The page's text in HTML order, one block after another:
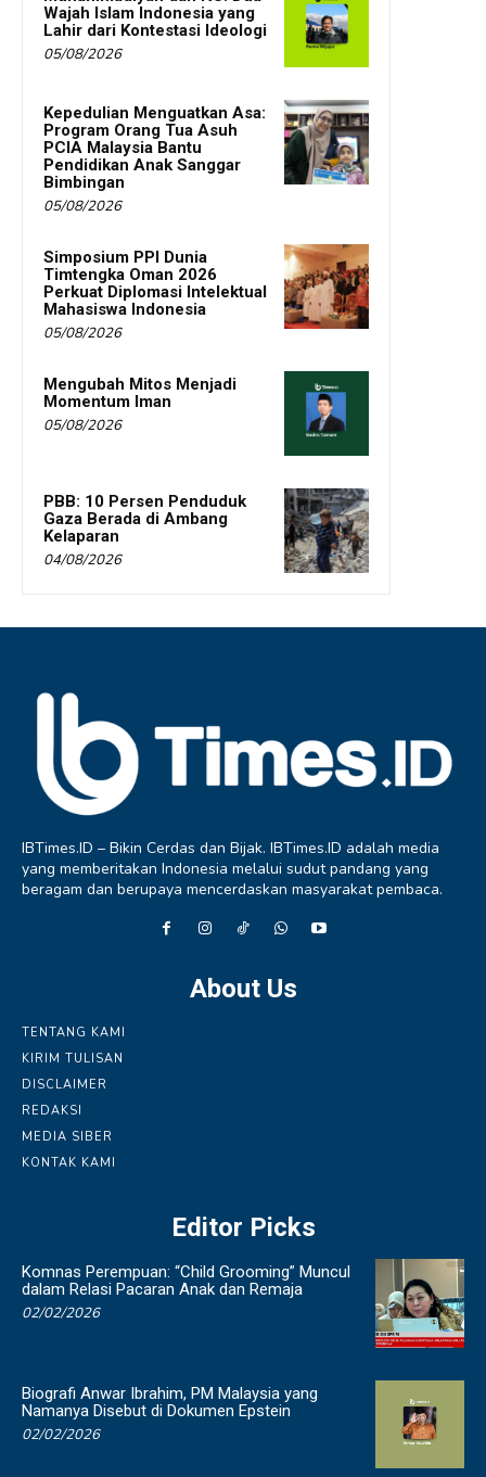
Wajah Islam Indonesia yang
Lahir dari Kontestasi Ideologi
05/08/2026
Kepedulian Menguatkan Asa:
Program Orang Tua Asuh
PCIA Malaysia Bantu
Pendidikan Anak Sanggar
Bimbingan
05/08/2026
Simposium PPI Dunia
Timtengka Oman 2026
Perkuat Diplomasi Intelektual
Mahasiswa Indonesia
05/08/2026
Mengubah Mitos Menjadi
Momentum Iman
05/08/2026
PBB: 10 Persen Penduduk
Gaza Berada di Ambang
Kelaparan
04/08/2026
IBTimes.ID – Bikin Cerdas dan Bijak. IBTimes.ID adalah media
yang memberitakan Indonesia melalui sudut pandang yang
beragam dan berupaya mencerdaskan masyarakat pembaca.
About Us
TENTANG KAMI
KIRIM TULISAN
DISCLAIMER
REDAKSI
MEDIA SIBER
KONTAK KAMI
Editor Picks
Komnas Perempuan: “Child Grooming” Muncul
dalam Relasi Pacaran Anak dan Remaja
02/02/2026
Biografi Anwar Ibrahim, PM Malaysia yang
Namanya Disebut di Dokumen Epstein
02/02/2026